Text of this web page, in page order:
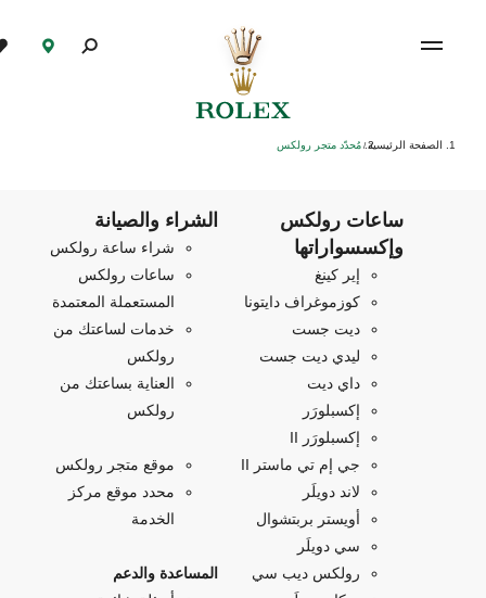
الصفحة الرئيسية/ مُحدّد متجر رولكس
ساعات رولكس
وإكسسواراتها
إير كينغ
كوزموغراف دايتونا
ديت جست
ليدي ديت جست
داي ديت
إكسبلورَر
إكسبلورَر II
جي إم تي ماستر II
لاند دويلَر
أويستر بربتشوال
سي دويلَر
رولكس ديب سي
الشراء والصيانة
شراء ساعة رولكس
ساعات رولكس
المستعملة المعتمدة
خدمات لساعتك من
رولكس
العناية بساعتك من
رولكس
موقع متجر رولكس
محدد موقع مركز
الخدمة
المساعدة والدعم